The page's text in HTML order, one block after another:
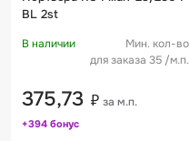
BL 2st
В наличии
Мин. кол-во
для заказа 35 /м.п.
375,73 ₽ за м.п.
+394 бонус